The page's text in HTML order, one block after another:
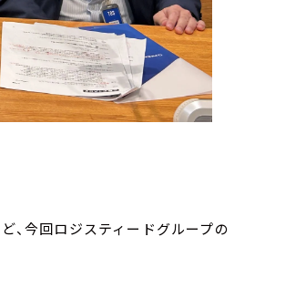
、今回ロジスティードグループの